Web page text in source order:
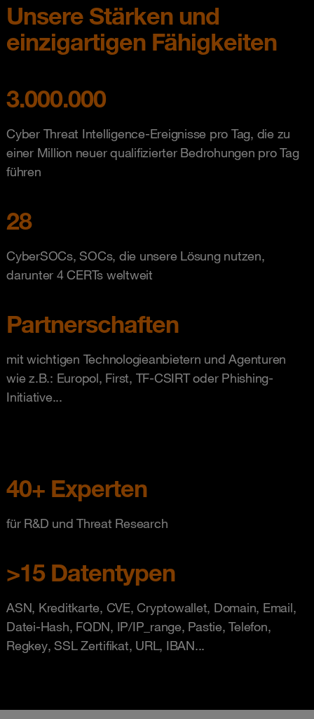
Unsere Stärken und
einzigartigen Fähigkeiten
3.000.000
Cyber Threat Intelligence-Ereignisse pro Tag, die zu
einer Million neuer qualifizierter Bedrohungen pro Tag
führen
28
CyberSOCs, SOCs, die unsere Lösung nutzen,
darunter 4 CERTs weltweit
Partnerschaften
mit wichtigen Technologieanbietern und Agenturen
wie z.B.: Europol, First, TF-CSIRT oder Phishing-
Initiative...
40+ Experten
für R&D und Threat Research
>15 Datentypen
ASN, Kreditkarte, CVE, Cryptowallet, Domain, Email,
Datei-Hash, FQDN, IP/IP_range, Pastie, Telefon,
Regkey, SSL Zertifikat, URL, IBAN...